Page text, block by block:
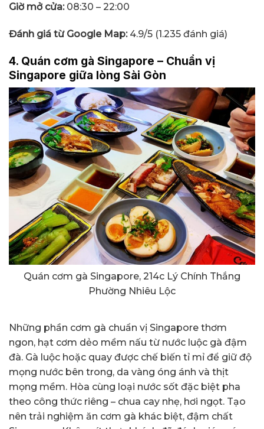
Giờ mở cửa: 08:30 – 22:00
Đánh giá từ Google Map: 4.9/5 (1.235 đánh giá)
4. Quán cơm gà Singapore – Chuẩn vị
Singapore giữa lòng Sài Gòn
Quán cơm gà Singapore, 214c Lý Chính Thắng
Phường Nhiêu Lộc
Những phần cơm gà chuẩn vị Singapore thơm
ngon, hạt cơm dẻo mềm nấu từ nước luộc gà đậm
đà. Gà luộc hoặc quay được chế biến tỉ mỉ để giữ độ
mọng nước bên trong, da vàng óng ánh và thịt
mọng mềm. Hòa cùng loại nước sốt đặc biệt pha
theo công thức riêng – chua cay nhẹ, hơi ngọt. Tạo
nên trải nghiệm ăn cơm gà khác biệt, đậm chất